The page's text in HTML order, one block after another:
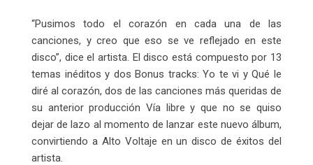
“Pusimos todo el corazón en cada una de las
canciones, y creo que eso se ve reflejado en este
disco”, dice el artista. El disco está compuesto por 13
temas inéditos y dos Bonus tracks: Yo te vi y Qué le
diré al corazón, dos de las canciones más queridas de
su anterior producción Vía libre y que no se quiso
dejar de lazo al momento de lanzar este nuevo álbum,
convirtiendo a Alto Voltaje en un disco de éxitos del
artista.